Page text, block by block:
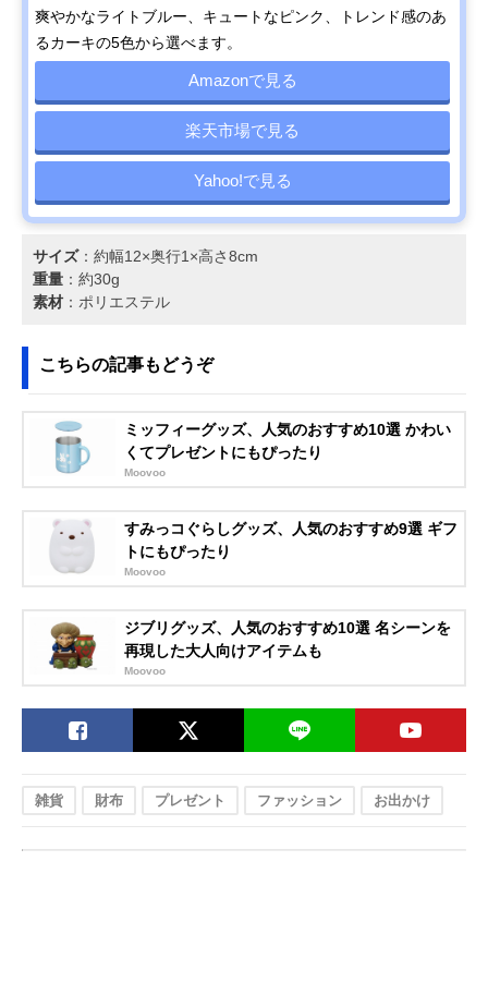
爽やかなライトブルー、キュートなピンク、トレンド感のあ
るカーキの5色から選べます。
Amazonで見る
楽天市場で見る
Yahoo!で見る
サイズ：約幅12×奥行1×高さ8cm
重量 ：約30g
素材 ：ポリエステル
こちらの記事もどうぞ
ミッフィーグッズ、人気のおすすめ10選 かわい
くてプレゼントにもぴったり
Moovoo
すみっコぐらしグッズ、人気のおすすめ9選 ギフ
トにもぴったり
Moovoo
ジブリグッズ、人気のおすすめ10選 名シーンを
再現した大人向けアイテムも
Moovoo
雑貨 財布 プレゼント ファッション お出かけ